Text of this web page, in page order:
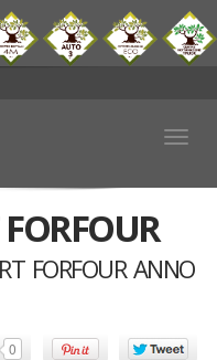
FORFOUR ANNO
0